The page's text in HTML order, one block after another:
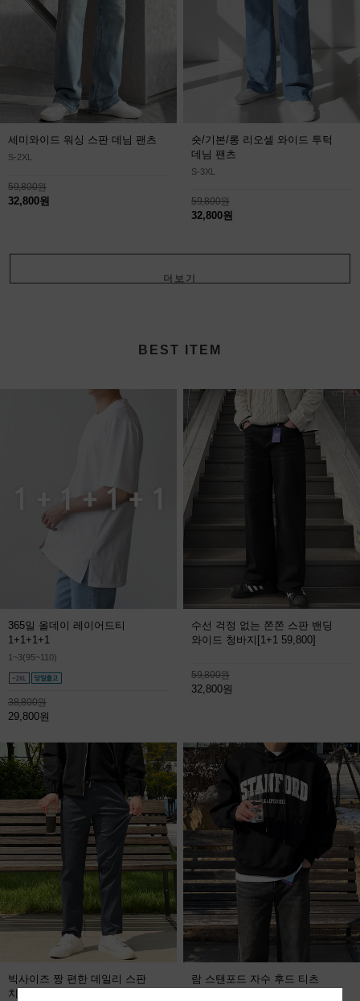
세미와이드 워싱 스판 데님 팬츠
S-2XL
59,800원
32,800원
숏/기본/롱 리오셀 와이드 투턱
데님 팬츠
S-3XL
59,800원
32,800원
BEST ITEM
365일 올데이 레이어드티
1+1+1+1
1~3(95~110)
38,800원
29,800원
수선 걱정 없는 쫀쫀 스판 밴딩
와이드 청바지 [1+1 59,800]
59,800원
32,800원
빅사이즈 짱 편한 데일리 스판
치노팬츠
람 스탠포드 자수 후드 티츠